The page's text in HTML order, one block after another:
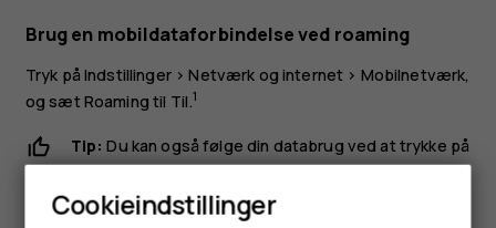
Brug en mobildataforbindelse ved roaming
Tryk påIndstillinger>Netværk og internet > Mobilnetværk,
og sæt Roaming til Til.1
Tip: Du kan også følge din databrug ved at trykke på
Cookieindstillinger